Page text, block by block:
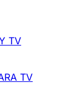
TV
TV